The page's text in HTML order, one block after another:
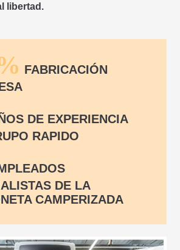
libertad.
FABRICACIÓN
DE EXPERIENCIA
RAPIDO
DE LA
CAMPERIZADA